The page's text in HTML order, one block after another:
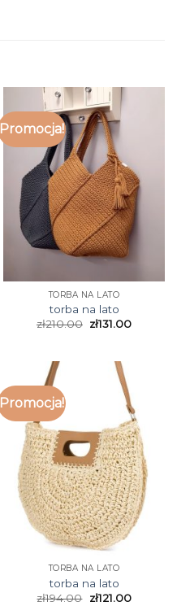
Promocja!
TORBA NA LATO
torba na lato
zł210.00 zł131.00
Promocja!
TORBA NA LATO
torba na lato
zł194.00 zł121.00